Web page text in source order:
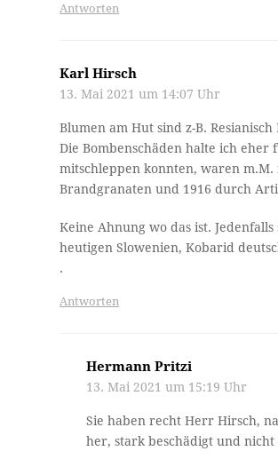
Antworten
Karl Hirsch
13. Mai 2021 um 14:07 Uhr
Blumen am Hut sind z-B. Resianisch
Die Bombenschäden halte ich
mitschleppen konnten, waren
Brandgranaten und 1916 durch
Keine Ahnung wo das ist.
heutigen Slowenien, Kobarid
.
Antworten
Hermann Pritzi
13. Mai 2021 um 15:19 Uhr
Sie haben recht Herr Hirsch,
her, stark beschädigt und nicht